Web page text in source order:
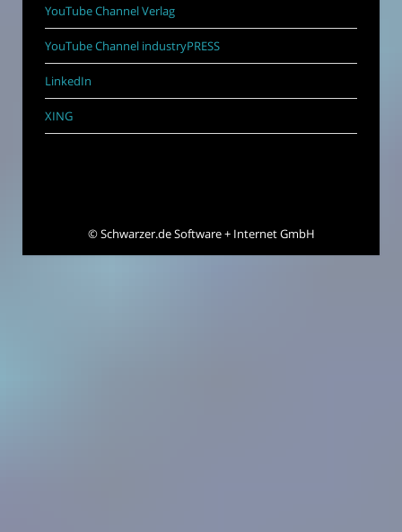
YouTube Channel Verlag
YouTube Channel industryPRESS
LinkedIn
XING
©Schwarzer.de Software + Internet GmbH